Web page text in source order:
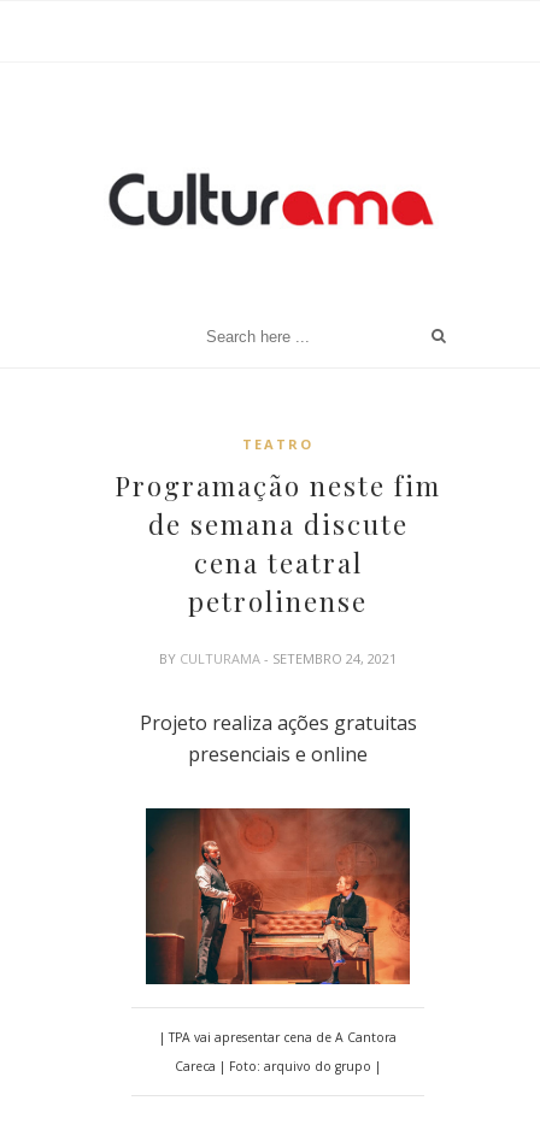
TEATRO
Programação neste fim
de semana discute
cena teatral
petrolinense
BY CULTURAMA- SETEMBRO 24, 2021
Projeto realiza ações gratuitas
presenciais e online
| TPA vai apresentar cena de A Cantora
Careca | Foto: arquivo do grupo |